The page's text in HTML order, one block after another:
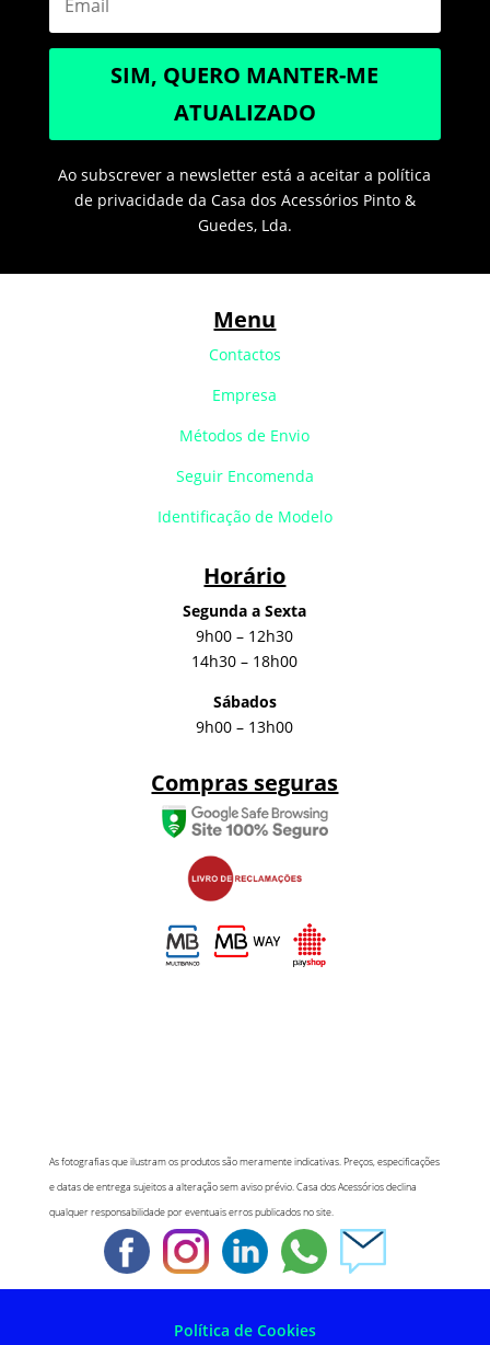
SIM, QUERO MANTER-ME
ATUALIZADO
Ao subscrever a newsletter está a aceitar a política
de privacidade da Casa dos Acessórios Pinto &
Guedes, Lda.
Menu
Contactos
Empresa
Métodos de Envio
Seguir Encomenda
Identificação de Modelo
Horário
Segunda a Sexta
9h00 – 12h30
14h30 – 18h00
Sábados
9h00 – 13h00
Compras seguras
As fotografias que ilustram os produtos são meramente indicativas. Preços, especificações
e datas de entrega sujeitos a alteração sem aviso prévio. Casa dos Acessórios declina
qualquer responsabilidade por eventuais erros publicados no site.
Política de Cookies